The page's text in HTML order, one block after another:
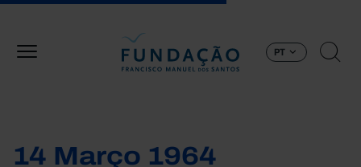
PT
14 Março 1964